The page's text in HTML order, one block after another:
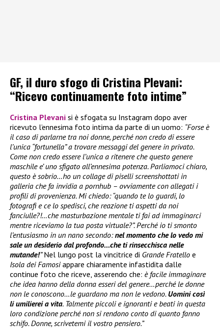
GF, il duro sfogo di Cristina Plevani:
“Ricevo continuamente foto intime”
Cristina Plevani si è sfogata su Instagram dopo aver
ricevuto l’ennesima foto intima da parte di un uomo: “Forse è
il caso di parlarne tra noi donne, perché non credo di essere
l’unica “fortunella” a trovare messaggi del genere in privato.
Come non credo essere l’unica a ritenere che questo genere
maschile e’ uno sfigato all’ennesima potenza. Parliamoci chiaro,
questo è sobrio…ho un collage di piselli screenshottati in
galleria che fa invidia a pornhub – ovviamente con allegati i
profili di provenienza. Mi chiedo: “quando te lo guardi, lo
fotografi e ce lo spedisci, che reazione ti aspetti da noi
fanciulle?!…che masturbazione mentale ti fai ad immaginarci
mentre riceviamo la tua posta virtuale?”. Perché io ti smonto
l’entusiasmo in un nano secondo:nel momento che lo vedo mi
sale un desiderio dal profondo…che ti rinsecchisca nelle
mutande!”Nel lungo post la vincitrice di Grande Fratello e
Isola dei Famosiappare chiaramente infastidita dalle
continue foto che riceve, asserendo che: è facile immaginare
che idea hanno della donna esseri del genere…perché le donne
non le conoscono…le guardano ma non le vedono. Uomini così
li umilierei a vita. Talmente piccoli e ignoranti e beati in questa
loro condizione perché non si rendono conto di quanto fanno
schifo. Donne, scrivetemi il vostro pensiero.”